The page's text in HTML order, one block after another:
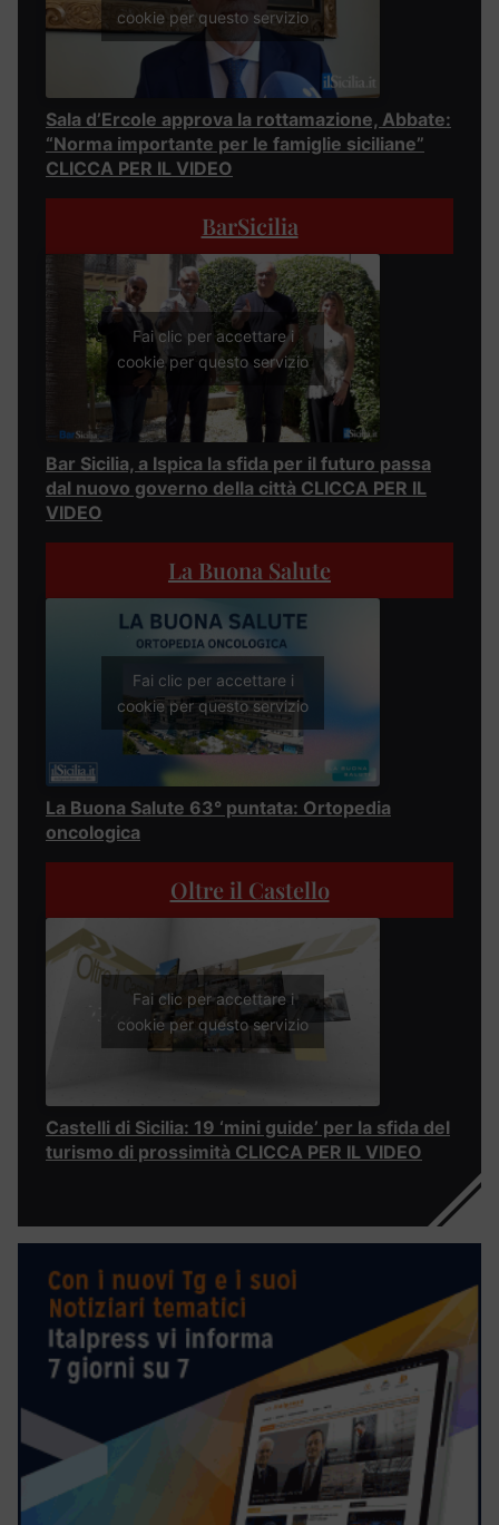
cookie per questo servizio
Sala d’Ercole approva la rottamazione, Abbate:
“Norma importante per le famiglie siciliane”
CLICCA PER IL VIDEO
BarSicilia
Fai clic per accettare i
cookie per questo servizio
Bar Sicilia, a Ispica la sfida per il futuro passa
dal nuovo governo della città CLICCA PER IL
VIDEO
La Buona Salute
Fai clic per accettare i
cookie per questo servizio
La Buona Salute 63° puntata: Ortopedia
oncologica
Oltre il Castello
Fai clic per accettare i
cookie per questo servizio
Castelli di Sicilia: 19 ‘mini guide’ per la sfida del
turismo di prossimità CLICCA PER IL VIDEO